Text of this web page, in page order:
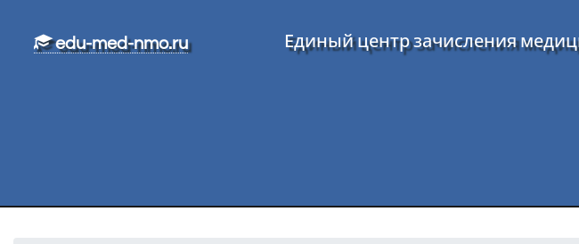
edu-med-nmo.ru Единый центр зачисления